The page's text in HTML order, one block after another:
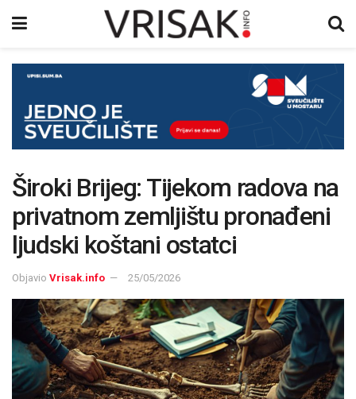
Široki Brijeg: Tijekom radova na
privatnom zemljištu pronađeni
ljudski koštani ostatci
Objavio Vrisak.info 25/05/2026